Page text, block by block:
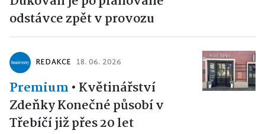
odstávce zpět v provozu
REDAKCE 18. 06. 2026
Premium • Květinářství
Zdeňky Konečné působí v
Třebíčí již přes 20 let